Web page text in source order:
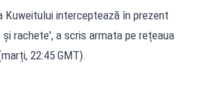
Kuweitului interceptează în prezent
rachete', a scris armata pe rețeaua
22:45 GMT).